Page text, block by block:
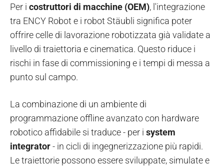
Per i costruttori di macchine (OEM), l'integrazione
tra ENCY Robot e i robot Stäubli significa poter
offrire celle di lavorazione robotizzata già validate a
livello di traiettoria e cinematica. Questo riduce i
rischi in fase di commissioning e i tempi di messa a
punto sul campo.
La combinazione di un ambiente di
programmazione offline avanzato con hardware
robotico affidabile si traduce - per i system
integrator- in cicli di ingegnerizzazione più rapidi.
Le traiettorie possono essere sviluppate, simulate e